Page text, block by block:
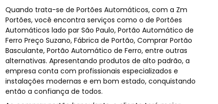
Quando trata-se de Portões Automáticos, com a Zm
Portões, você encontra serviços como o de Portões
Automáticos lado par São Paulo, Portão Automático de
Ferro Preço Suzano, Fábrica de Portão, Comprar Portão
Basculante, Portão Automático de Ferro, entre outras
alternativas. Apresentando produtos de alto padrão, a
empresa conta com profissionais especializados e
instalações modernas e em bom estado, conquistando
então a confiança de todos.